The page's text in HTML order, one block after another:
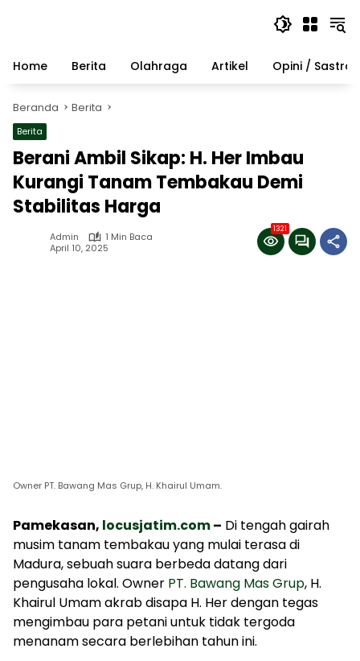
Home
Berita Olahraga Artikel Opini / Sastra
Beranda Berita
Berita
Berani Ambil Sikap: H. Her Imbau
Kurangi Tanam Tembakau Demi
Stabilitas Harga
Admin
1 Min Baca
April 10, 2025
1321
Owner PT. Bawang Mas Grup, H. Khairul Umam.
Pamekasan, locusjatim.com– Di tengah gairah
musim tanam tembakau yang mulai terasa di
Madura, sebuah suara berbeda datang dari
pengusaha lokal. Owner PT. Bawang Mas Grup, H.
Khairul Umam akrab disapa H. Her dengan tegas
mengimbau para petani untuk tidak tergoda
menanam secara berlebihan tahun ini.